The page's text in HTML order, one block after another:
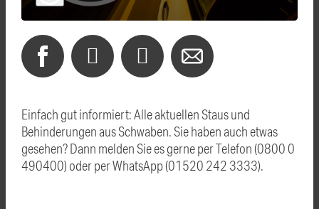
Einfach gut informiert: Alle aktuellen Staus und
Behinderungen aus Schwaben. Sie haben auch etwas
gesehen? Dann melden Sie es gerne per Telefon (0800 0
490400) oder per WhatsApp (01520 242 3333).